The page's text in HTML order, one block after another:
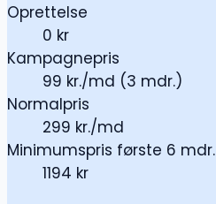
Oprettelse
0 kr
Kampagnepris
99 kr./md (3 mdr.)
Normalpris
299 kr./md
Minimumspris første 6 mdr.
1194 kr